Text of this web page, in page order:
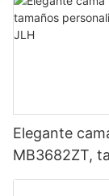
Elegante
MB3682ZT,
Precio de